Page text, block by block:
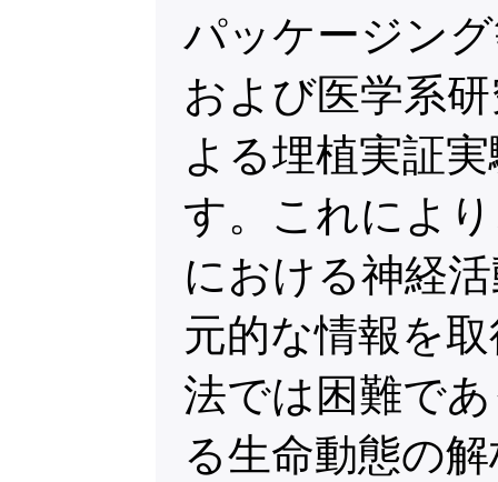
パッケージン
および医学系
よる埋植実証
す。これによ
における神経
元的な情報を
法では困難で
る生命動態の